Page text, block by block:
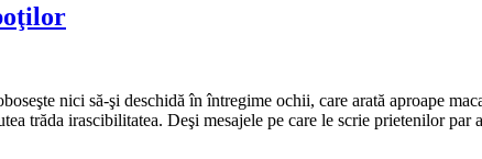
nici să-şi deschidă în întregime ochii, care arată aproape
trăda irascibilitatea. Deşi mesajele pe care le scrie prietenilor